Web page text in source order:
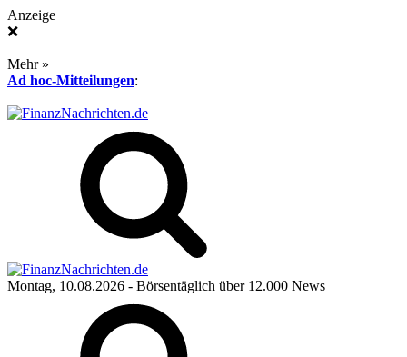
Anzeige
❌
Mehr »
Ad hoc-Mitteilungen:
Montag, 10.08.2026 - Börsentäglich über 12.000 News